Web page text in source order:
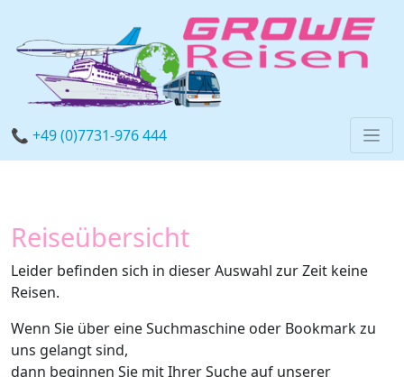
📞 +49 (0)7731-976 444
Reiseübersicht
Leider befinden sich in dieser Auswahl zur Zeit keine
Reisen.
Wenn Sie über eine Suchmaschine oder Bookmark zu
uns gelangt sind,
dann beginnen Sie mit Ihrer Suche auf unserer